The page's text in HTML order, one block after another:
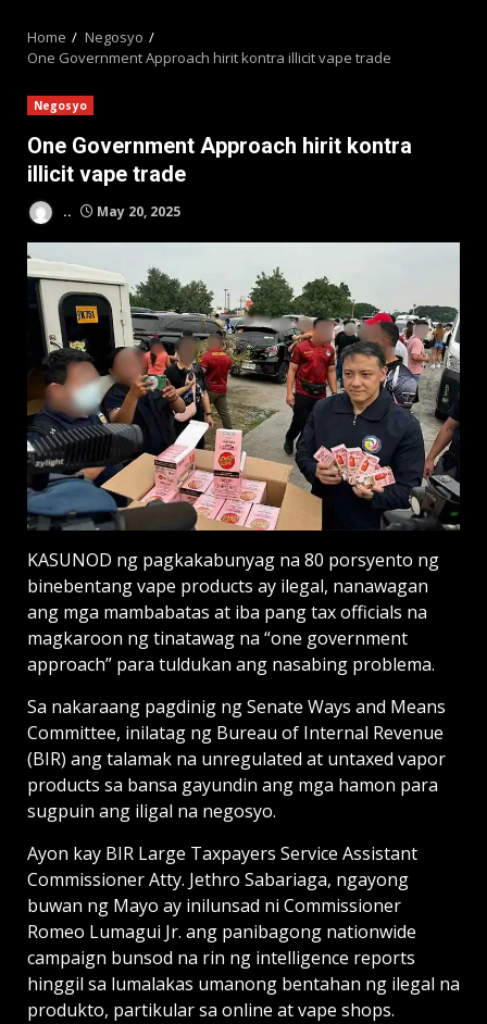
Home
Negosyo
One Government Approach hirit kontra illicit vape trade
Negosyo
One Government Approach hirit kontra
illicit vape trade
.. May 20, 2025
KASUNOD ng pagkakabunyag na 80 porsyento ng
binebentang vape products ay ilegal, nanawagan
ang mga mambabatas at iba pang tax officials na
magkaroon ng tinatawag na “one government
approach” para tuldukan ang nasabing problema.
Sa nakaraang pagdinig ng Senate Ways and Means
Committee, inilatag ng Bureau of Internal Revenue
(BIR) ang talamak na unregulated at untaxed vapor
products sa bansa gayundin ang mga hamon para
sugpuin ang iligal na negosyo.
Ayon kay BIR Large Taxpayers Service Assistant
Commissioner Atty. Jethro Sabariaga, ngayong
buwan ng Mayo ay inilunsad ni Commissioner
Romeo Lumagui Jr. ang panibagong nationwide
campaign bunsod na rin ng intelligence reports
hinggil sa lumalakas umanong bentahan ng ilegal na
produkto, partikular sa online at vape shops.